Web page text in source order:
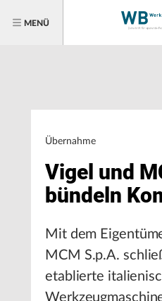
MENÜ
Übernahme
Vigel und
bündeln
Mit dem
MCM S.p.A.
etablierte